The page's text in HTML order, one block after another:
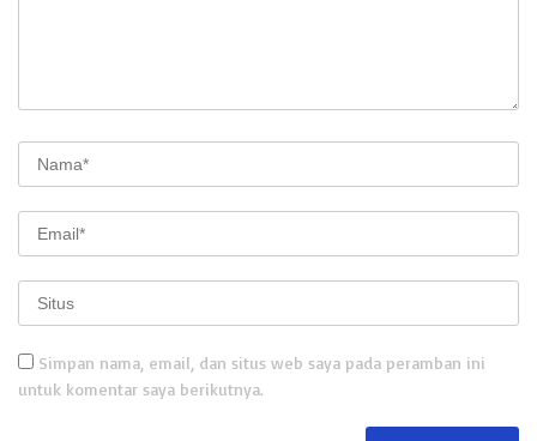
Simpan nama, email, dan situs web saya pada peramban ini
untuk komentar saya berikutnya.